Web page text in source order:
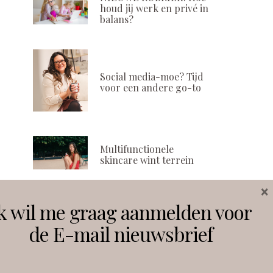
houd jij werk en privé in
balans?
Social media-moe? Tijd
voor een andere go-to
Multifunctionele
skincare wint terrein
Volg ons
wil me graag aanmelden voor
de E-mail nieuwsbrief
×